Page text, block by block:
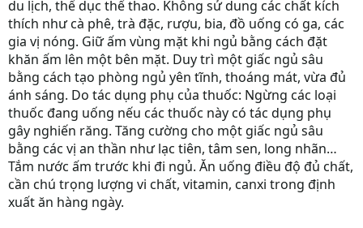
du lịch, thể dục thể thao. Không sử dung các chất kích
thích như cà phê, trà đặc, rượu, bia, đồ uống có ga, các
gia vị nóng. Giữ ấm vùng mặt khi ngủ bằng cách đặt
khăn ấm lên một bên mặt. Duy trì một giấc ngủ sâu
bằng cách tạo phòng ngủ yên tĩnh, thoáng mát, vừa đủ
ánh sáng. Do tác dụng phụ của thuốc: Ngừng các loại
thuốc đang uống nếu các thuốc này có tác dụng phụ
gây nghiến răng. Tăng cường cho một giấc ngủ sâu
bằng các vị an thần như lạc tiên, tâm sen, long nhãn…
Tắm nước ấm trước khi đi ngủ. Ăn uống điều độ đủ chất,
cần chú trọng lượng vi chất, vitamin, canxi trong định
xuất ăn hàng ngày.